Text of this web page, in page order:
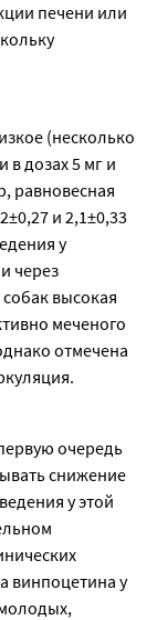
печени или
(несколько
дозах 5 мг и
равновесная
и 2,1±0,33
у
через
высокая
меченого
отмечена
очередь
снижение
у этой
винпоцетина у